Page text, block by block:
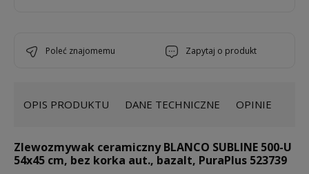
poleć znajomemu zapytaj o produkt
OPIS PRODUKTU DANE TECHNICZNE OPINIE
Zlewozmywak ceramiczny BLANCO SUBLINE 500-U
54x45 cm, bez korka aut., bazalt, PuraPlus 523739